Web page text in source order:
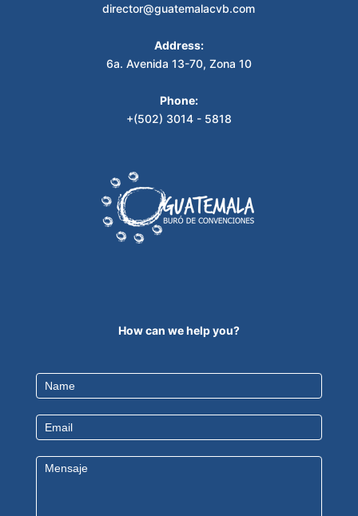
director@guatemalacvb.com
Address:
6a. Avenida 13-70, Zona 10
Phone:
+(502) 3014 - 5818
How can we help you?
Contact
Us
EN